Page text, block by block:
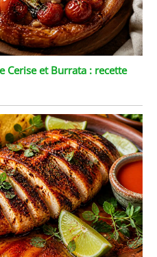
Cerise et Burrata : recette